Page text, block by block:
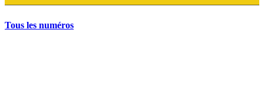
Tous les numéros